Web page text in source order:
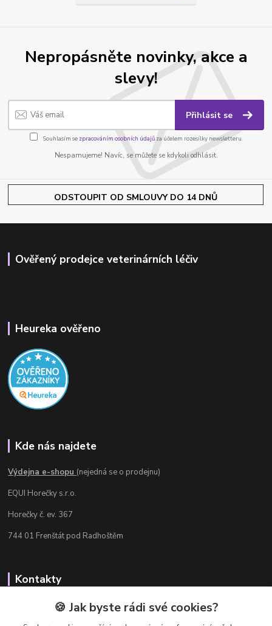
Nepropásněte novinky, akce a
slevy!
Přihlásit se
Souhlasím se zpracováním osobních údajůza účelem rozesílky newsletteru.
Nespamujeme! Navíc, se můžete se kdykoli odhlásit.
ODSTOUPIT OD SMLOUVY DO 14 DNŮ
Ověřený prodejce veterinárních léčiv
Heureka ověřeno
Kde nás najdete
Výdejna e-shopu (nejedná se o prodejnu)
EQUI Horečky s.r.o.
Horečky č. ev. 367
744 01 Frenštát pod Radhoštěm
Kontakty
Radka Chamrádová
+420 737 484 708
🍪 Jak byste rádi své cookies?